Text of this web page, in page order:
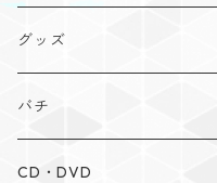
グッズ
Tシャツ
手拭い
バチ
布団たたき
CD・DVD